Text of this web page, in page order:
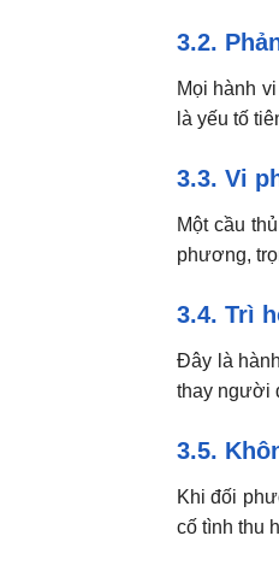
3.2.
Mọi hành
là yếu tố
3.3. Vi
Một cầu
phương,
3.4. Trì
Đây là
thay người
3.5.
Khi đối
cố tình thu